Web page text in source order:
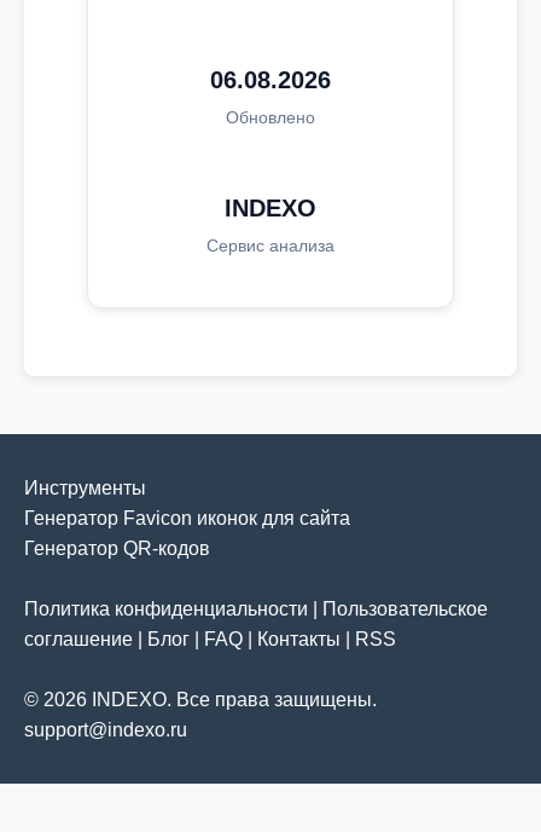
06.08.2026
Обновлено
INDEXO
Сервис анализа
Инструменты
Генератор Favicon иконок для сайта
Генератор QR-кодов
Политика конфиденциальности
Пользовательское
соглашение
Блог FAQ Контакты RSS
© 2026 INDEXO. Все права защищены.
support@indexo.ru